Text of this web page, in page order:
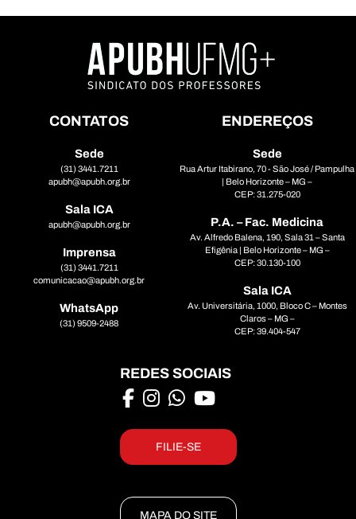
CONTATOS
Sede
(31) 3441.7211
apubh@apubh.org.br
Sala ICA
apubh@apubh.org.br
Imprensa
(31) 3441.7211
comunicacao@apubh.org.br
WhatsApp
(31) 9509-2488
ENDEREÇOS
Sede
Rua Artur Itabirano, 70 - São José / Pampulha
| Belo Horizonte – MG –
CEP: 31.275-020
P.A. – Fac. Medicina
Av. Alfredo Balena, 190, Sala 31 – Santa
Efigênia | Belo Horizonte – MG –
CEP: 30.130-100
Sala ICA
Av. Universitária, 1000, Bloco C – Montes
Claros – MG –
CEP: 39.404-547
REDES SOCIAIS
FILIE-SE
MAPA DO SITE